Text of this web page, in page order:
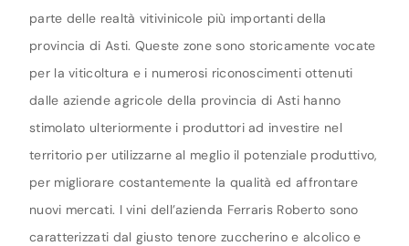
parte delle realtà vitivinicole più importanti della
provincia di Asti. Queste zone sono storicamente vocate
per la viticoltura e i numerosi riconoscimenti ottenuti
dalle aziende agricole della provincia di Asti hanno
stimolato ulteriormente i produttori ad investire nel
territorio per utilizzarne al meglio il potenziale produttivo,
per migliorare costantemente la qualità ed affrontare
nuovi mercati. I vini dell’azienda Ferraris Roberto sono
caratterizzati dal giusto tenore zuccherino e alcolico e